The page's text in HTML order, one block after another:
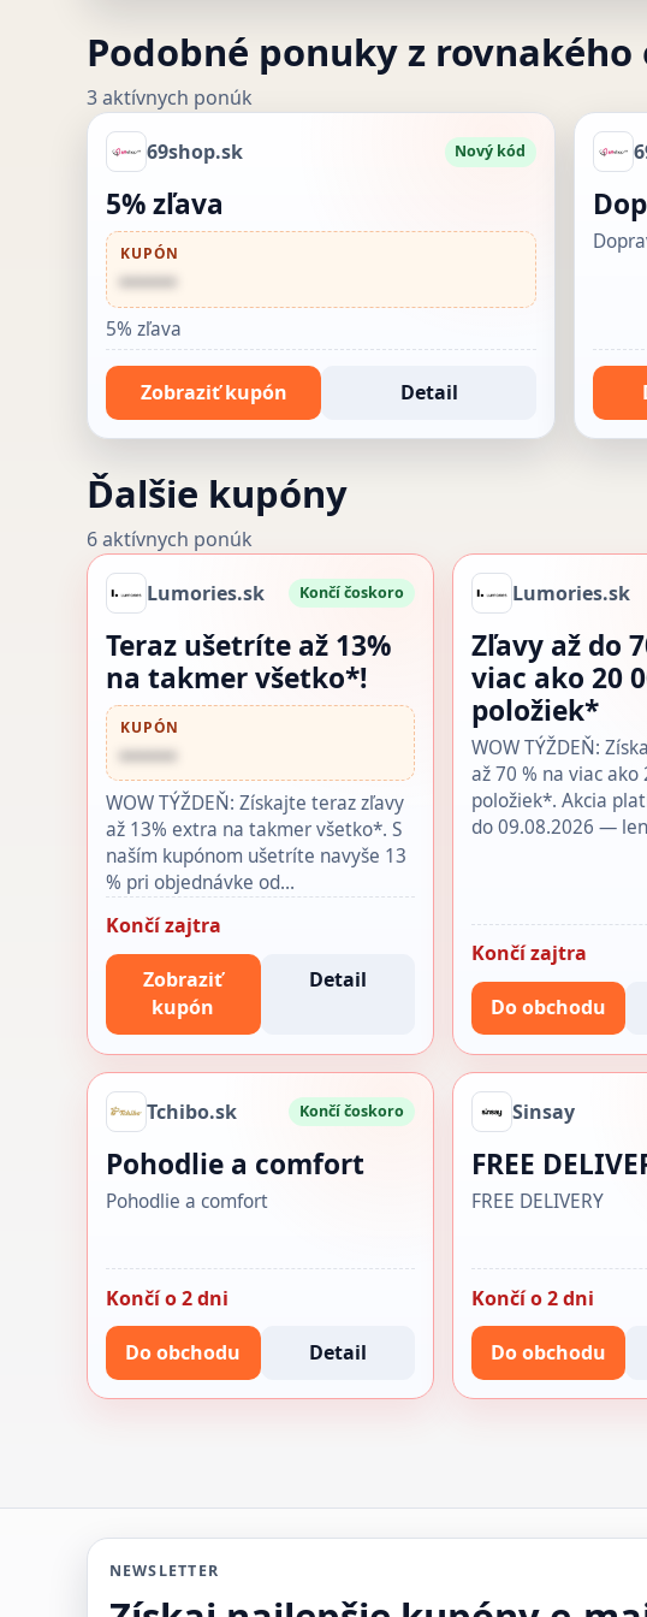
Podobné ponuky z rovnakého
3 aktívnych ponúk
69shop.sk Nový kód
5% zľava
KUPÓN
••••••
5% zľava
Zobraziť kupón Detail
Ďalšie kupóny
6 aktívnych ponúk
Lumories.sk Končí čoskoro
Teraz ušetríte až 13%
na takmer všetko*!
KUPÓN
••••••
WOW TÝŽDEŇ: Získajte teraz zľavy
až 13% extra na takmer všetko*. S
naším kupónom ušetríte navyše 13
% pri objednávke od…
Končí zajtra
Zobraziť
kupón
Detail
Lumories.sk
Zľavy až do
viac ako 20
položiek*
WOW TÝŽDEŇ:
až 70 % na viac ako
položiek*. Akcia
do 09.08.2026 —
Končí zajtra
Do obchodu
Tchibo.sk Končí čoskoro
Pohodlie a comfort
Pohodlie a comfort
Končí o 2 dni
Do obchodu Detail
Sinsay
FREE
FREE DELIVERY
Končí o 2 dni
Do obchodu
NEWSLETTER